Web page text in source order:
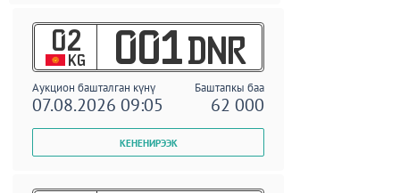
02
KG 001 DNR
Аукцион башталган күнү Баштапкы баа
07.08.2026 09:05 62 000